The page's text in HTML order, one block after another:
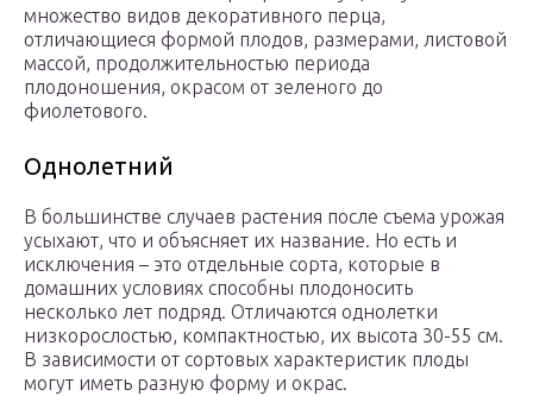
множество видов декоративного перца,
отличающиеся формой плодов, размерами, листовой
массой, продолжительностью периода
плодоношения, окрасом от зеленого до
фиолетового.
Однолетний
В большинстве случаев растения после съема урожая
усыхают, что и объясняет их название. Но есть и
исключения – это отдельные сорта, которые в
домашних условиях способны плодоносить
несколько лет подряд. Отличаются однолетки
низкорослостью, компактностью, их высота 30-55 см.
В зависимости от сортовых характеристик плоды
могут иметь разную форму и окрас.